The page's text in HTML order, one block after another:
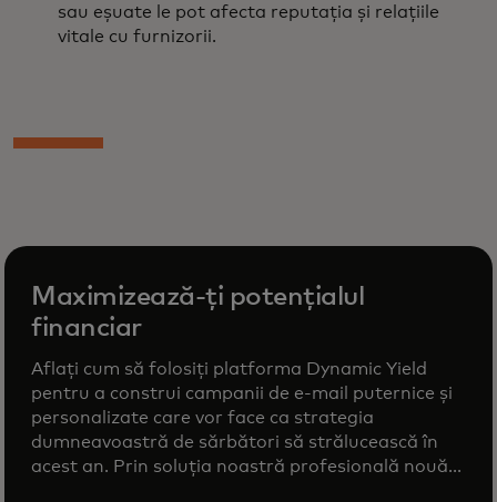
sau eșuate le pot afecta reputația și relațiile
vitale cu furnizorii.
Maximizează-ți potențialul
financiar
Aflați cum să folosiți platforma Dynamic Yield
pentru a construi campanii de e-mail puternice și
personalizate care vor face ca strategia
dumneavoastră de sărbători să strălucească în
acest an. Prin soluția noastră profesională nouă...